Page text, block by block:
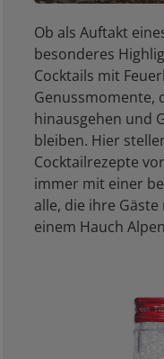
Ob als Auftakt
besonderes
Cocktails mit
Genussmomente,
hinausgehen und
bleiben. Hier
Cocktailrezepte
immer mit einer
alle, die ihre
einem Hauch